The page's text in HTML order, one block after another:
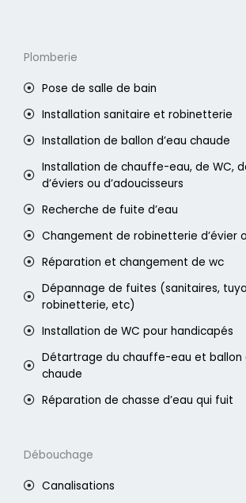
Plomberie
Pose de salle de bain
Installation sanitaire et robinetterie
Installation de ballon d’eau chaude
Installation de chauffe-eau, de WC,
d’éviers ou d’adoucisseurs
Recherche de fuite d’eau
Changement de robinetterie d’évier
Réparation et changement de wc
Dépannage de fuites (sanitaires,
robinetterie, etc)
Installation de WC pour handicapés
Détartrage du chauffe-eau et ballon
chaude
Réparation de chasse d’eau qui fuit
Débouchage
Canalisations